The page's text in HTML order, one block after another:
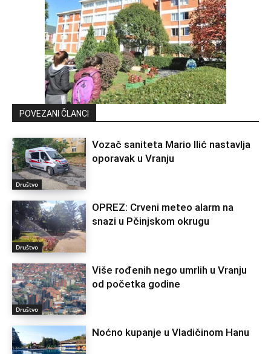
POVEZANI ČLANCI
Društvo
Vozač saniteta Mario Ilić nastavlja
oporavak u Vranju
Društvo
OPREZ: Crveni meteo alarm na
snazi u Pčinjskom okrugu
Društvo
Više rođenih nego umrlih u Vranju
od početka godine
Noćno kupanje u Vladičinom Hanu